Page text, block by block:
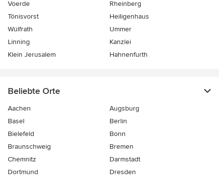
Voerde
Rheinberg
Tönisvorst
Heiligenhaus
Wülfrath
Ummer
Linning
Kanzlei
Klein Jerusalem
Hahnenfurth
Beliebte Orte
Aachen
Augsburg
Basel
Berlin
Bielefeld
Bonn
Braunschweig
Bremen
Chemnitz
Darmstadt
Dortmund
Dresden